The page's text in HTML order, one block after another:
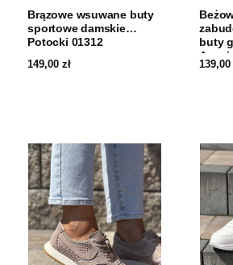
Brązowe wsuwane buty
sportowe damskie
Potocki 01312
149,00zł
buty